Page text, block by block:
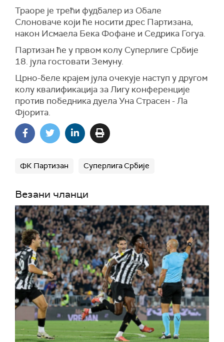
Траоре је трећи фудбалер из Обале
Слоноваче који ће носити дрес Партизана,
након Исмаела Бека Фофане и Седрика Гогуа.
Партизан ће у првом колу Суперлиге Србије
18. јула гостовати Земуну.
Црно-беле крајем јула очекује наступ у другом
колу квалификација за Лигу конференције
против победника дуела Уна Страсен - Ла
Фјорита.
ФК Партизан Суперлига Србије
Везани чланци